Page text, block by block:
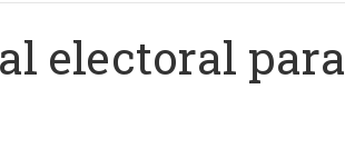
electoral para